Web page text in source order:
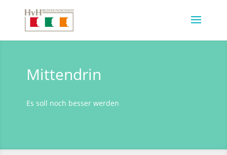
Mittendrin
Es soll noch besser werden